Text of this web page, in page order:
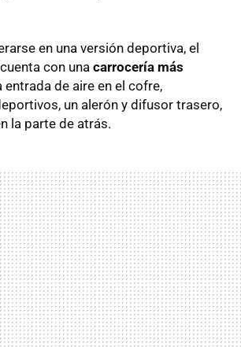
en una versión deportiva, el
con una carrocería más
entrada de aire en el cofre,
un alerón y difusor trasero,
la parte de atrás.